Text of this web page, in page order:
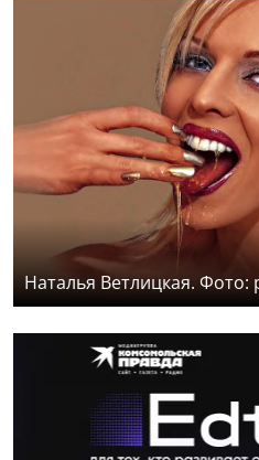
Наталья Ветлицкая. Фото: